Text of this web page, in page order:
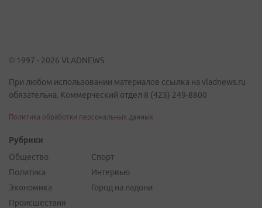
© 1997 - 2026 VLADNEWS
При любом использовании материалов ссылка на vladnews.ru
обязательна. Коммерческий отдел 8 (423) 249-8800
Политика обработки персональных данных
Рубрики
Общество
Политика
Экономика
Происшествия
Спорт
Интервью
Город на ладони